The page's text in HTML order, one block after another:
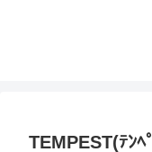
TEMPEST(ﾃﾝ